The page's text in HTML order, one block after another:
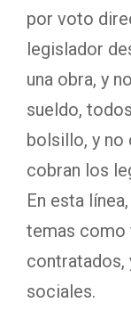
por voto
legislador
una obra, y
sueldo,
bolsillo, y no
cobran los
En esta
temas como
contratados,
sociales.